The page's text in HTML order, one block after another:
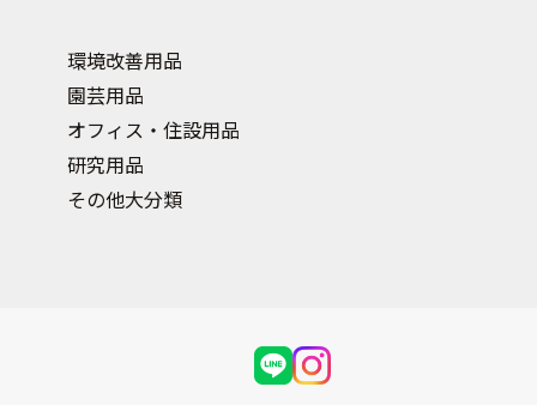
環境改善用品
園芸用品
オフィス・住設用品
研究用品
その他大分類